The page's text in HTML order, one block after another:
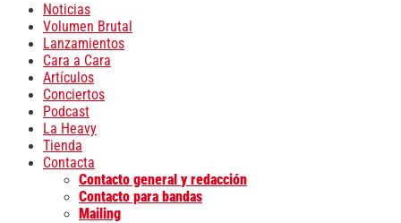
Noticias
Volumen Brutal
Lanzamientos
Cara a Cara
Artículos
Conciertos
Podcast
La Heavy
Tienda
Contacta
Contacto general y redacción
Contacto para bandas
Mailing